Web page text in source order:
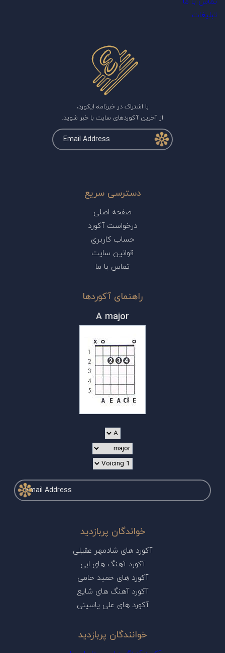
تبلیغات
با اشتراک در خبرنامه ایکورد،
از آخرین آکوردهای سایت با خبر شوید.
دسترسی سریع
صفحه اصلی
درخواست آکورد
حساب کاربری
قوانین سایت
تماس با ما
راهنمای آکوردها
A major
خواندگان پربازدید
آکورد های شادمهر عقیلی
آکورد آهنگ های ابی
آکورد های حمید حامی
آکورد آهنگ های شایع
آکورد های علی یاسینی
خوانندگان پربازدید